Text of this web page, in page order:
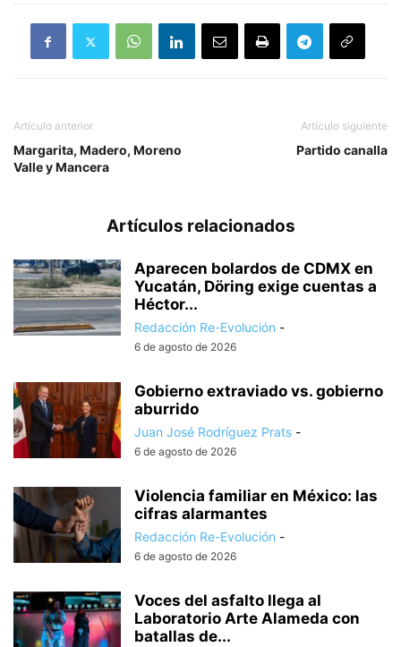
Artículo anterior
Margarita, Madero, Moreno
Valle y Mancera
Artículo siguiente
Partido canalla
Artículos relacionados
Aparecen bolardos de CDMX en
Yucatán, Döring exige cuentas a
Héctor...
Redacción Re-Evolución -
6 de agosto de 2026
Gobierno extraviado vs. gobierno
aburrido
Juan José Rodríguez Prats -
6 de agosto de 2026
Violencia familiar en México: las
cifras alarmantes
Redacción Re-Evolución -
6 de agosto de 2026
Voces del asfalto llega al
Laboratorio Arte Alameda con
batallas de...